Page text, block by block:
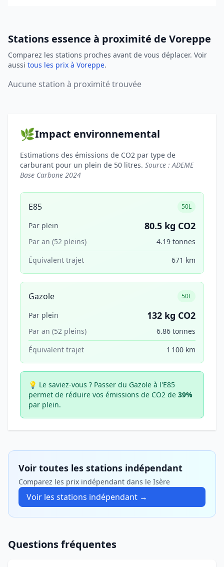
Stations essence à proximité de Voreppe
Comparez les stations proches avant de vous déplacer. Voir
aussi tous les prix à Voreppe.
Aucune station à proximité trouvée
🌿Impact environnemental
Estimations des émissions de CO2 par type de
carburant pour un plein de 50 litres. Source : ADEME
Base Carbone 2024
E85 50L
Par plein 80.5 kg CO2
Par an (52 pleins)
4.19 tonnes
Équivalent trajet
671 km
Gazole 50L
Par plein 132 kg CO2
Par an (52 pleins)
6.86 tonnes
Équivalent trajet
1 100 km
💡 Le saviez-vous ? Passer du Gazole à l'E85
permet de réduire vos émissions de CO2 de 39%
par plein.
Voir toutes les stations indépendant
Comparez les prix indépendant dans le Isère
Voir les stations indépendant →
Questions fréquentes